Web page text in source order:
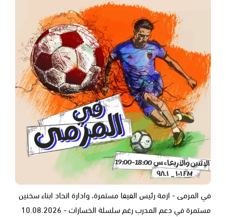
في المرمى - ازمة رئيس الفيفا مستمرة، وادارة اتحاد ابناء سخنين
مستمرة في دعم المدرب رغم سلسلة الخسارات - 10.08.2026